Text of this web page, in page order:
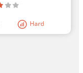
Hard